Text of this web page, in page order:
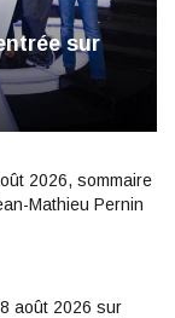
sur
2026, sommaire
Mathieu Pernin
août 2026 sur